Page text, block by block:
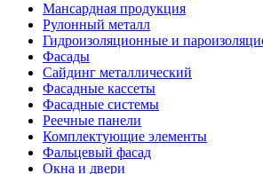
Мансардная продукция
Рулонный металл
Гидроизоляционные и
Фасады
Сайдинг металлический
Фасадные кассеты
Фасадные системы
Реечные панели
Комплектующие элементы
Фальцевый фасад
Окна и двери